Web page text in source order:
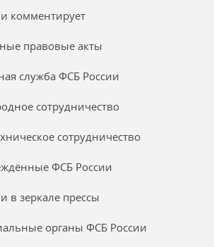
комментирует
правовые акты
служба ФСБ России
сотрудничество
сотрудничество
ФСБ России
в зеркале прессы
органы ФСБ России